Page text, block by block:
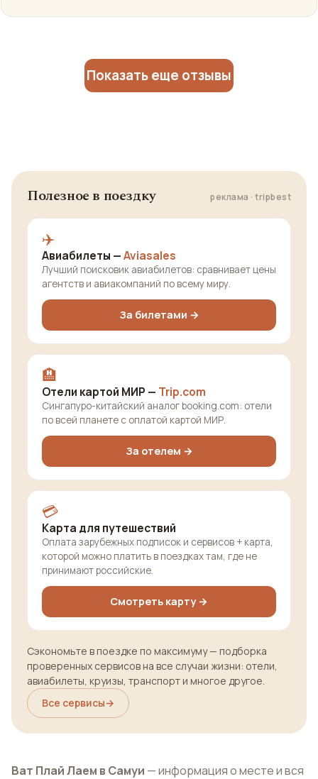
Показать еще отзывы
Полезное в поездку реклама · tripbest
✈️
Авиабилеты —Aviasales
Лучший поисковик авиабилетов: сравнивает цены
агентств и авиакомпаний по всему миру.
За билетами →
🏨
Отели картой МИР — Trip.com
Сингапуро-китайский аналог booking.com: отели
по всей планете с оплатой картой МИР.
За отелем →
💳
Карта для путешествий
Оплата зарубежных подписок и сервисов + карта,
которой можно платить в поездках там, где не
принимают российские.
Смотреть карту →
Сэкономьте в поездке по максимуму — подборка
проверенных сервисов на все случаи жизни: отели,
авиабилеты, круизы, транспорт и многое другое.
Все сервисы→
Ват Плай Лаем в Самуи — информация о месте и вся